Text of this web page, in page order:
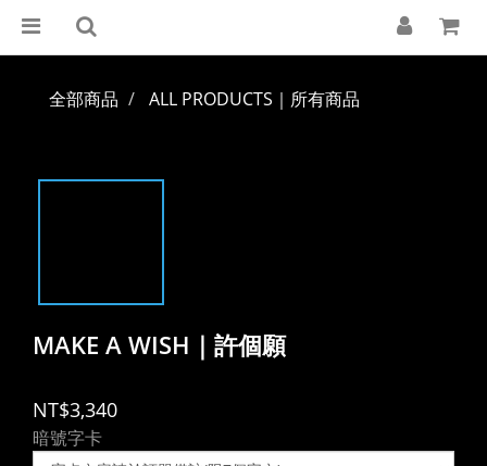
全部商品 ALL PRODUCTS｜所有商品
MAKE A WISH｜許個願
NT$3,340
暗號字卡